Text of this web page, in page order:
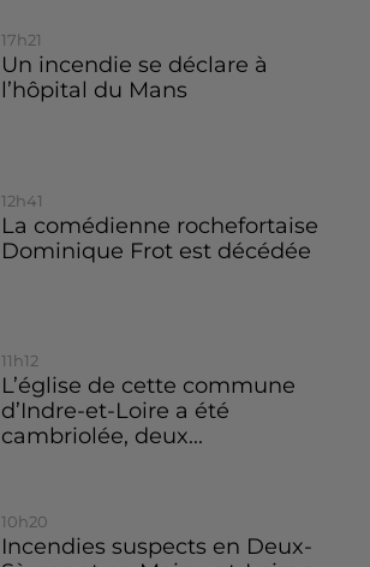
17h21
Un incendie se déclare à
l’hôpital du Mans
12h41
La comédienne rochefortaise
Dominique Frot est décédée
11h12
L’église de cette commune
d’Indre-et-Loire a été
cambriolée, deux...
10h20
Incendies suspects en Deux-